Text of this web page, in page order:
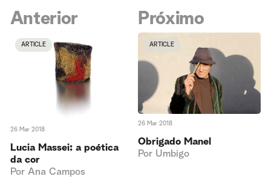
Anterior
ARTICLE
26 Mar 2018
Lucia Massei: a poética
da cor
Por Ana Campos
Próximo
ARTICLE
26 Mar 2018
Obrigado Manel
Por Umbigo